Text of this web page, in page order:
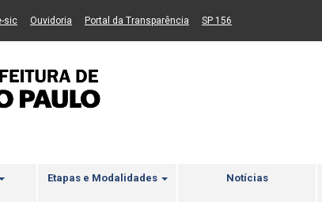
Ir para menu principal 2 Ir para busca Ir para rodapé
sic(Link para um novo sítio)
Ouvidoria (Link para um novo sítio)
Portal da Transparência (Link para um novo sítio)
SP 156
Etapas e Modalidades Notícias